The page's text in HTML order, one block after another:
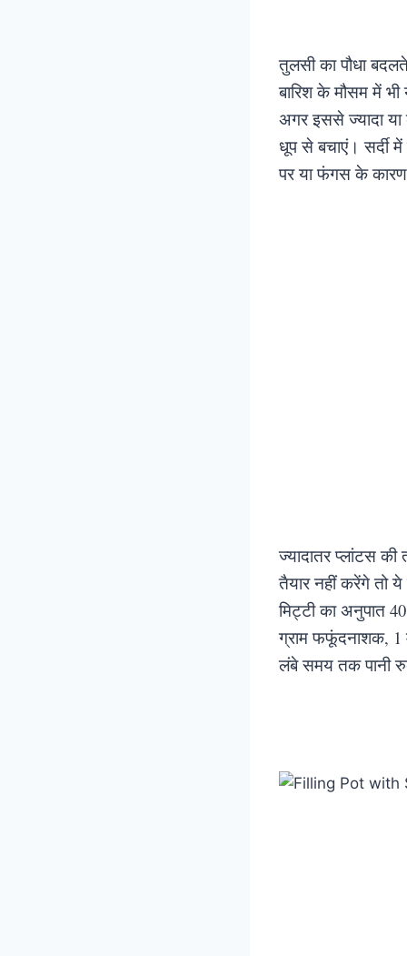
तुलसी का पौधा
बारिश के मौसम में
अगर इससे ज्यादा
धूप से बचाएं। सर्दी में
पर या फंगस के कारण
ज्यादातर प्लांटस
तैयार नहीं करेंगे तो
मिट्टी का अनुपात
ग्राम फफूंदनाशक, 1
लंबे समय तक पानी